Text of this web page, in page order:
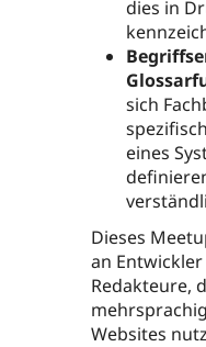
dies in
sich
eines
Dieses
an
Redakteure,
Websites